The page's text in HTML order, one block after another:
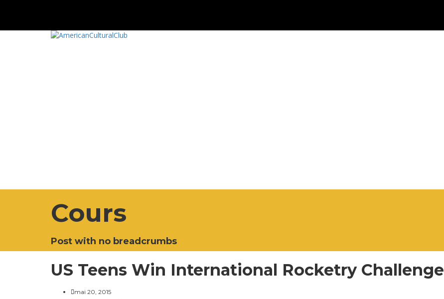
Cours
Post with no breadcrumbs
US Teens Win International Rocketry Challenge
mai 20, 2015